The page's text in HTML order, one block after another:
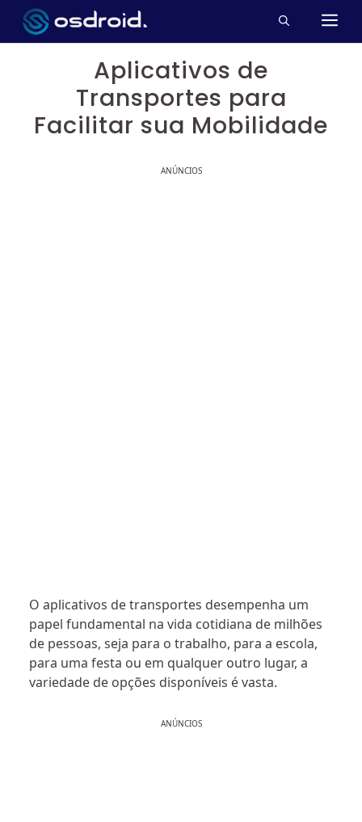
Pular
para
o
Aplicativos de
Transportes para
Facilitar sua Mobilidade
ANÚNCIOS
O aplicativos de transportes desempenha um
papel fundamental na vida cotidiana de milhões
de pessoas, seja para o trabalho, para a escola,
para uma festa ou em qualquer outro lugar, a
variedade de opções disponíveis é vasta.
ANÚNCIOS